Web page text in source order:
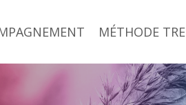
MÉTHODE TRE